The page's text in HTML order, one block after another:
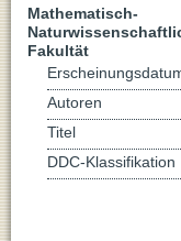
Mathematisch-
Fakultät
Autoren
Titel
DDC-Klassifikation